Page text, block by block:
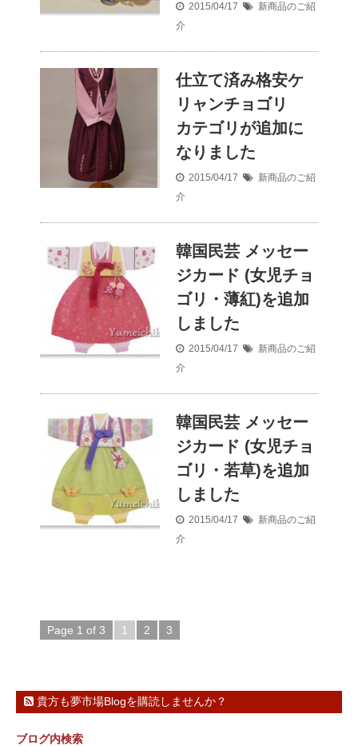
2015/04/17
新商品のご紹
介
仕立て済み格安ケ
リャンチョゴリ
カテゴリが追加に
なりました
2015/04/17
新商品のご紹
介
韓国民芸 メッセー
ジカード (女児チョ
ゴリ・薄紅)を追加
しました
2015/04/17
新商品のご紹
介
韓国民芸 メッセー
ジカード (女児チョ
ゴリ・若草)を追加
しました
2015/04/17
新商品のご紹
介
Page 1 of 3 1 2 3
貴方も夢市場Blogを購読しませんか？
ブログ内検索